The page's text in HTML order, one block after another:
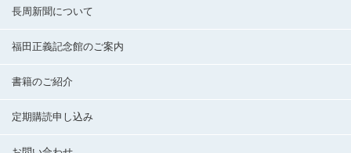
長周新聞について
福田正義記念館のご案内
書籍のご紹介
定期購読申し込み